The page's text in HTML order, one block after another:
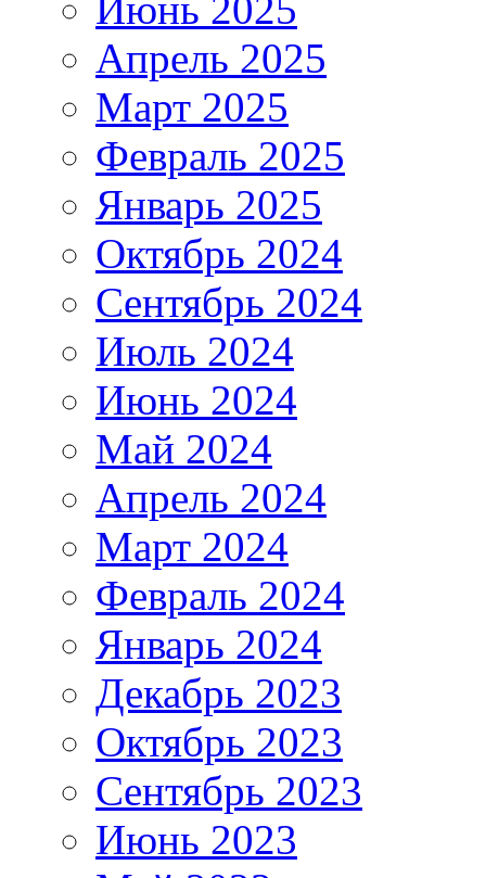
Июнь 2025
Апрель 2025
Март 2025
Февраль 2025
Январь 2025
Октябрь 2024
Сентябрь 2024
Июль 2024
Июнь 2024
Май 2024
Апрель 2024
Март 2024
Февраль 2024
Январь 2024
Декабрь 2023
Октябрь 2023
Сентябрь 2023
Июнь 2023